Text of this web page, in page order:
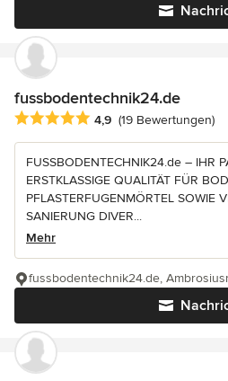
fussbodentechnik24.de
Durchschnittliche Bewertung: 4.9
4,9 (19 Bewertungen)
FUSSBODENTECHNIK24.de – IHR
ERSTKLASSIGE QUALITÄT FÜR
PFLASTERFUGENMÖRTEL SOWIE
SANIERUNG DIVER...
Mehr
fussbodentechnik24.de,